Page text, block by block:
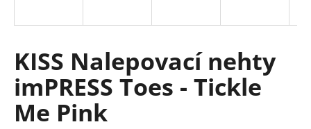
KISS Nalepovací nehty
imPRESS Toes - Tickle
Me Pink
í
t
?